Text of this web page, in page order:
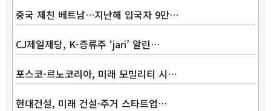
중국 제친 베트남…지난해 입국자 9만…
CJ제일제당, K-증류주 ‘jari’ 알린…
포스코-르노코리아, 미래 모빌리티 시…
현대건설, 미래 건설·주거 스타트업…